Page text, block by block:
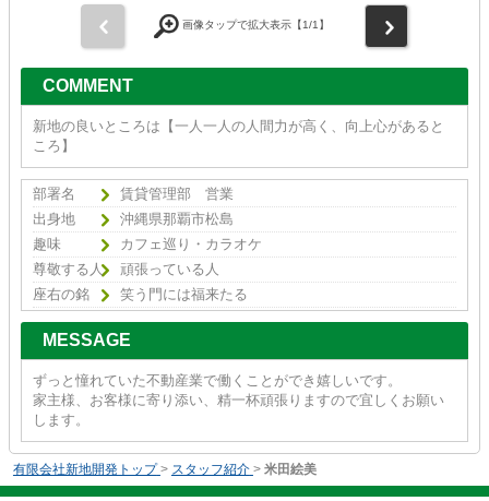
画像タップで拡大表示【1/1】
COMMENT
新地の良いところは【一人一人の人間力が高く、向上心があると
ころ】
部署名
賃貸管理部 営業
出身地
沖縄県那覇市松島
趣味
カフェ巡り・カラオケ
尊敬する人
頑張っている人
座右の銘
笑う門には福来たる
MESSAGE
ずっと憧れていた不動産業で働くことができ嬉しいです。
家主様、お客様に寄り添い、精一杯頑張りますので宜しくお願い
します。
有限会社新地開発トップ > スタッフ紹介 > 米田絵美